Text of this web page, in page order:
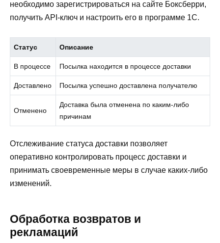
необходимо зарегистрироваться на сайте Боксберри,
получить API-ключ и настроить его в программе 1С.
Статус Описание
В процессе Посылка находится в процессе доставки
Доставлено Посылка успешно доставлена получателю
Отменено
Доставка была отменена по каким-либо
причинам
Отслеживание статуса доставки позволяет
оперативно контролировать процесс доставки и
принимать своевременные меры в случае каких-либо
изменений.
Обработка возвратов и
рекламаций